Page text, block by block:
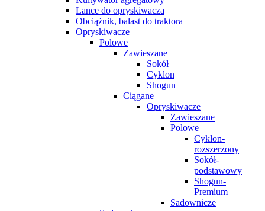
Lance do opryskiwacza
Obciążnik, balast do traktora
Opryskiwacze
Polowe
Zawieszane
Sokół
Cyklon
Shogun
Ciągane
Opryskiwacze
Zawieszane
Polowe
Cyklon-
rozszerzony
Sokół-
podstawowy
Shogun-
Premium
Sadownicze